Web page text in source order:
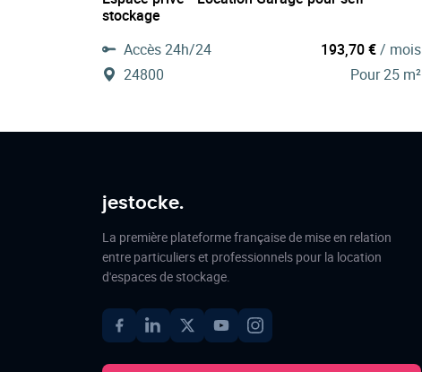
stockage
Accès 24h/24
24800
193,70 €/ mois
Pour 25 m²
jestocke.
La première plateforme française de mise en relation
entre particuliers et professionnels pour la location
d'espaces de stockage.